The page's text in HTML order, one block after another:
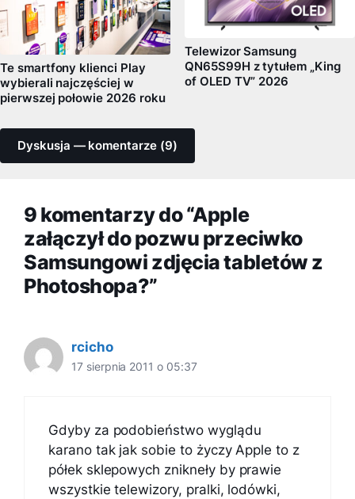
Te smartfony klienci Play
wybierali najczęściej w
pierwszej połowie 2026 roku
Telewizor Samsung
QN65S99H z tytułem „King
of OLED TV” 2026
Dyskusja — komentarze (9)
9 komentarzy do “Apple
załączył do pozwu przeciwko
Samsungowi zdjęcia tabletów z
Photoshopa?”
rcicho
17 sierpnia 2011 o 05:37
Gdyby za podobieństwo wyglądu
karano tak jak sobie to życzy Apple to z
półek sklepowych znikneły by prawie
wszystkie telewizory, pralki, lodówki,